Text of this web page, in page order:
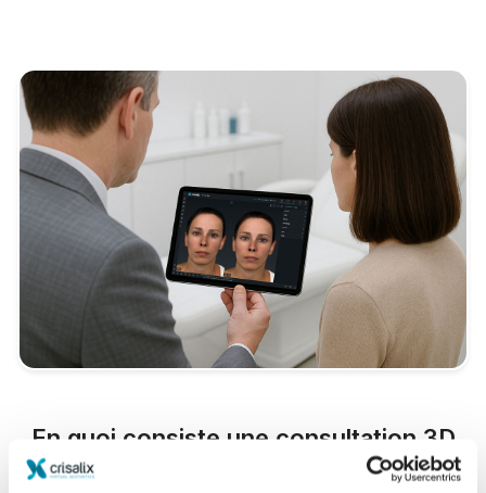
En quoi consiste une consultation 3D